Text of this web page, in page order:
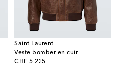
Saint Laurent
Veste bomber en cuir
CHF 5 235
original price